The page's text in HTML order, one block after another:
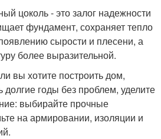
цоколь - это залог надежности
фундамент, сохраняет тепло
сырости и плесени, а
более выразительной.
вы хотите построить дом,
долгие годы без проблем, уделите
выбирайте прочные
на армировании, изоляции и